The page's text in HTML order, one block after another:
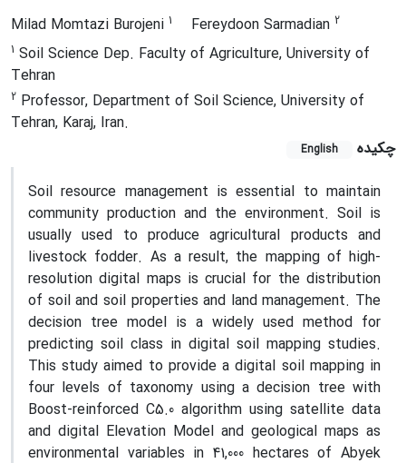
Milad Momtazi Burojeni 1 Fereydoon Sarmadian 2
1 Soil Science Dep. Faculty of Agriculture, University of
Tehran
2 Professor, Department of Soil Science, University of
Tehran, Karaj, Iran.
چکیده
English
Soil resource management is essential to maintain
community production and the environment. Soil is
usually used to produce agricultural products and
livestock fodder. As a result, the mapping of high-
resolution digital maps is crucial for the distribution
of soil and soil properties and land management. The
decision tree model is a widely used method for
predicting soil class in digital soil mapping studies.
This study aimed to provide a digital soil mapping in
four levels of taxonomy using a decision tree with
Boost-reinforced C5.0 algorithm using satellite data
and digital Elevation Model and geological maps as
environmental variables in 41,000 hectares of Abyek